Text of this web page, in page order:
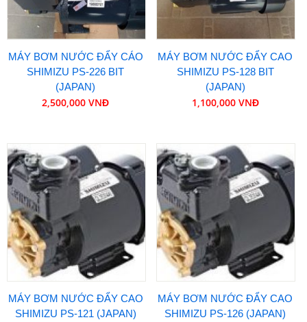
MÁY BƠM NƯỚC ĐẨY CÁO
SHIMIZU PS-226 BIT
(JAPAN)
2,500,000 VNĐ
MÁY BƠM NƯỚC ĐẨY CAO
SHIMIZU PS-128 BIT
(JAPAN)
1,100,000 VNĐ
MÁY BƠM NƯỚC ĐẨY CAO
SHIMIZU PS-121 (JAPAN)
MÁY BƠM NƯỚC ĐẨY CAO
SHIMIZU PS-126 (JAPAN)